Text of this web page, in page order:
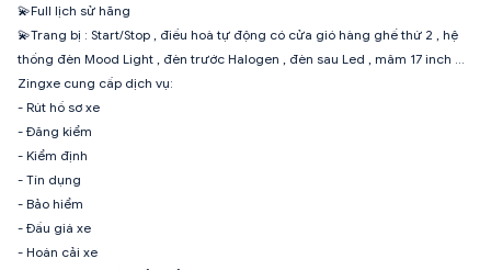
💫Full lịch sử hãng
💫Trang bị : Start/Stop , điều hoà tự động có cửa gió hàng ghế thứ 2 , hệ
thống đèn Mood Light , đèn trước Halogen , đèn sau Led , mâm 17 inch …
Zingxe cung cấp dịch vụ:
- Rút hồ sơ xe
- Đăng kiểm
- Kiểm định
- Tín dụng
- Bảo hiểm
- Đấu giá xe
- Hoán cải xe